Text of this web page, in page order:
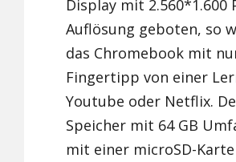
Display mit 2.560*1.600
Auflösung geboten, so
das Chromebook mit
Fingertipp von einer
Youtube oder Netflix.
Speicher mit 64 GB
mit einer microSD-Karte